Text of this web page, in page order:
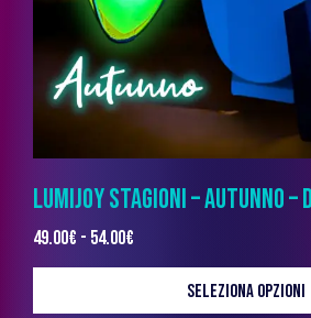
LUMIJOY STAGIONI – AUTUNNO –
49.00€ - 54.00€
SELEZIONA OPZIONI